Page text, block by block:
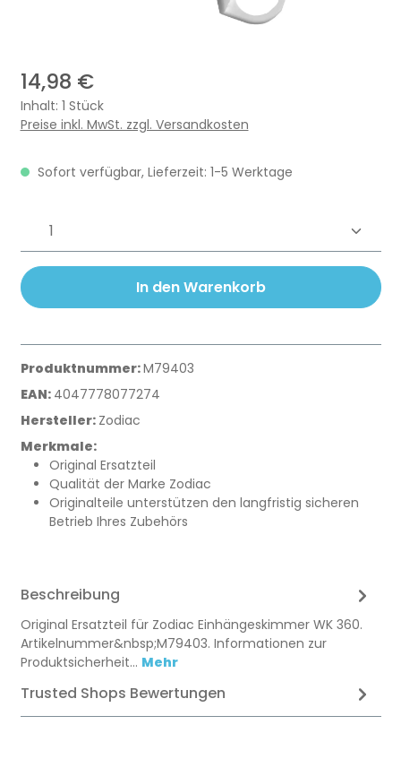
14,98 €
Inhalt: 1 Stück
Preise inkl. MwSt. zzgl. Versandkosten
Sofort verfügbar, Lieferzeit: 1-5 Werktage
Produkt Anzahl: Gib den
In den Warenkorb
Produktnummer:M79403
EAN: 4047778077274
Hersteller: Zodiac
Merkmale:
Original Ersatzteil
Qualität der Marke Zodiac
Originalteile unterstützen den langfristig sicheren
Betrieb Ihres Zubehörs
Beschreibung
Original Ersatzteil für Zodiac Einhängeskimmer WK 360.
Artikelnummer&nbsp;M79403. Informationen zur
Produktsicherheit… Mehr
Trusted Shops Bewertungen